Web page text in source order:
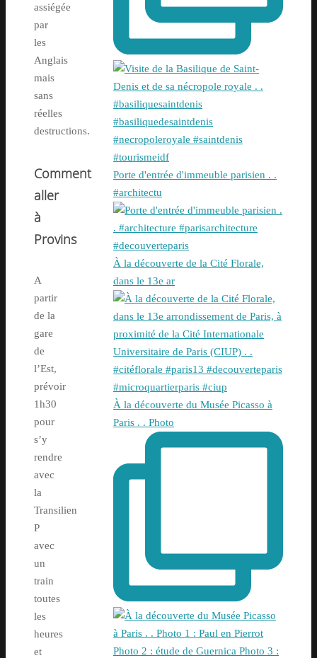
assiégée
par
les
Anglais
mais
sans
réelles
destructions.
Comment
aller
à
Provins
A
partir
de la
gare
de
l’Est,
prévoir
1h30
pour
s’y
rendre
avec
la
Transilien
P
avec
un
train
toutes
les
heures
et
Porte d'entrée d'immeuble parisien . .
#architectu
À la découverte de la Cité Florale,
dans le 13e ar
À la découverte du Musée Picasso à
Paris . . Photo